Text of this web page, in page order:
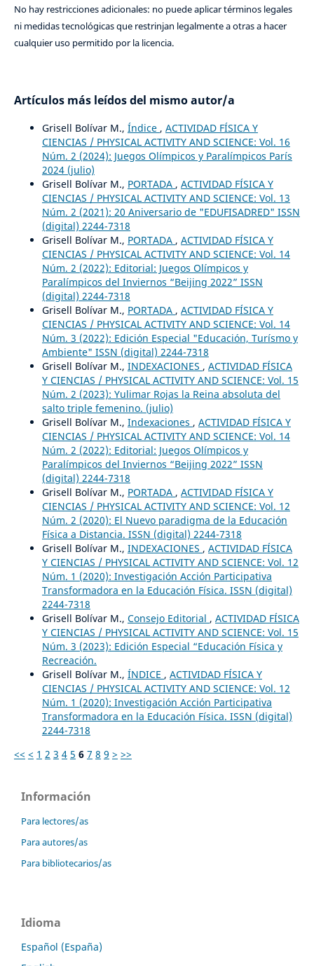
No hay restricciones adicionales: no puede aplicar términos legales
ni medidas tecnológicas que restrinjan legalmente a otras a hacer
cualquier uso permitido por la licencia.
Artículos más leídos del mismo autor/a
Grisell Bolívar M., Índice , ACTIVIDAD FÍSICA Y
CIENCIAS / PHYSICAL ACTIVITY AND SCIENCE: Vol. 16
Núm. 2 (2024): Juegos Olímpicos y Paralímpicos París
2024 (julio)
Grisell Bolívar M., PORTADA , ACTIVIDAD FÍSICA Y
CIENCIAS / PHYSICAL ACTIVITY AND SCIENCE: Vol. 13
Núm. 2 (2021): 20 Aniversario de "EDUFISADRED" ISSN
(digital) 2244-7318
Grisell Bolívar M., PORTADA , ACTIVIDAD FÍSICA Y
CIENCIAS / PHYSICAL ACTIVITY AND SCIENCE: Vol. 14
Núm. 2 (2022): Editorial: Juegos Olímpicos y
Paralímpicos del Inviernos “Beijing 2022” ISSN
(digital) 2244-7318
Grisell Bolívar M., PORTADA , ACTIVIDAD FÍSICA Y
CIENCIAS / PHYSICAL ACTIVITY AND SCIENCE: Vol. 14
Núm. 3 (2022): Edición Especial "Educación, Turísmo y
Ambiente" ISSN (digital) 2244-7318
Grisell Bolívar M., INDEXACIONES , ACTIVIDAD FÍSICA
Y CIENCIAS / PHYSICAL ACTIVITY AND SCIENCE: Vol. 15
Núm. 2 (2023): Yulimar Rojas la Reina absoluta del
salto triple femenino. (julio)
Grisell Bolívar M., Indexaciones , ACTIVIDAD FÍSICA Y
CIENCIAS / PHYSICAL ACTIVITY AND SCIENCE: Vol. 14
Núm. 2 (2022): Editorial: Juegos Olímpicos y
Paralímpicos del Inviernos “Beijing 2022” ISSN
(digital) 2244-7318
Grisell Bolívar M., PORTADA , ACTIVIDAD FÍSICA Y
CIENCIAS / PHYSICAL ACTIVITY AND SCIENCE: Vol. 12
Núm. 2 (2020): El Nuevo paradigma de la Educación
Física a Distancia. ISSN (digital) 2244-7318
Grisell Bolívar M., INDEXACIONES , ACTIVIDAD FÍSICA
Y CIENCIAS / PHYSICAL ACTIVITY AND SCIENCE: Vol. 12
Núm. 1 (2020): Investigación Acción Participativa
Transformadora en la Educación Física. ISSN (digital)
2244-7318
Grisell Bolívar M., Consejo Editorial , ACTIVIDAD FÍSICA
Y CIENCIAS / PHYSICAL ACTIVITY AND SCIENCE: Vol. 15
Núm. 3 (2023): Edición Especial “Educación Física y
Recreación.
Grisell Bolívar M., ÍNDICE , ACTIVIDAD FÍSICA Y
CIENCIAS / PHYSICAL ACTIVITY AND SCIENCE: Vol. 12
Núm. 1 (2020): Investigación Acción Participativa
Transformadora en la Educación Física. ISSN (digital)
2244-7318
<< < 1 2 3 4 5 6 7 8 9 > >>
Información
Para lectores/as
Para autores/as
Para bibliotecarios/as
Idioma
Español (España)